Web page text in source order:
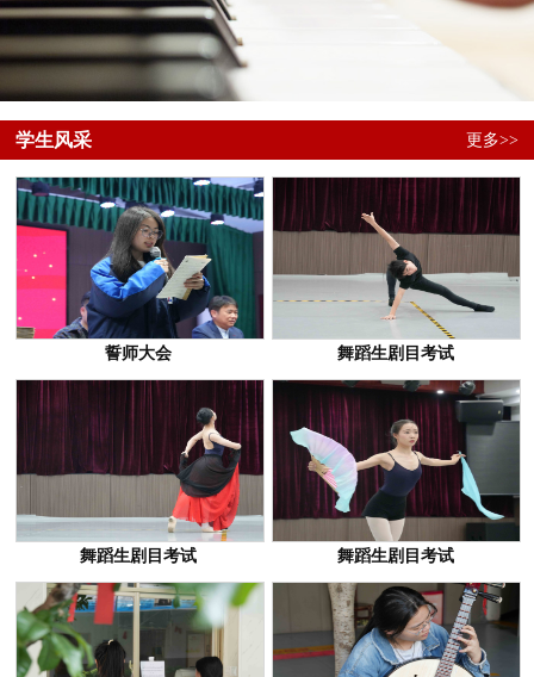
学生风采 更多>>
誓师大会 舞蹈生剧目考试
舞蹈生剧目考试 舞蹈生剧目考试